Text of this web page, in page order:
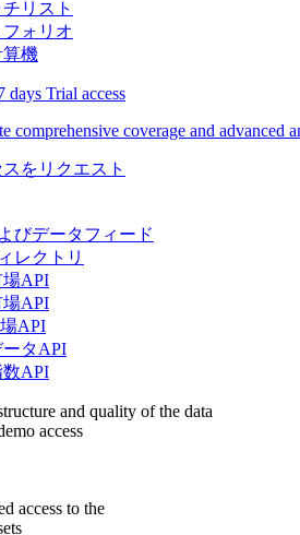
リスト
ォリオ
機
days Trial access
comprehensive coverage and advanced
をリクエスト
びデータフィード
レクトリ
API
API
API
タAPI
API
and quality of the data
access
access to the